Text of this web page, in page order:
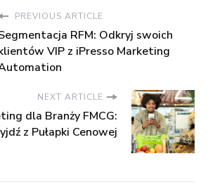
PREVIOUS ARTICLE
RFM: Odkryj swoich
VIP z iPresso Marketing
NEXT ARTICLE
dla Branży FMCG:
z Pułapki Cenowej